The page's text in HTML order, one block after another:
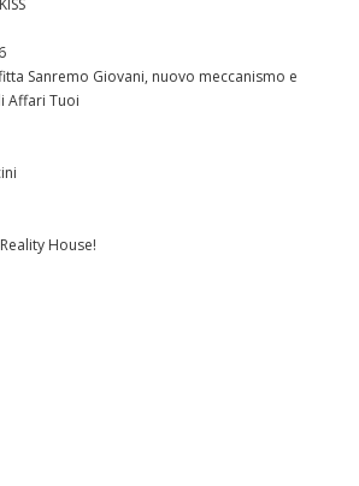
Sanremo Giovani, nuovo meccanismo e
Affari Tuoi
House!